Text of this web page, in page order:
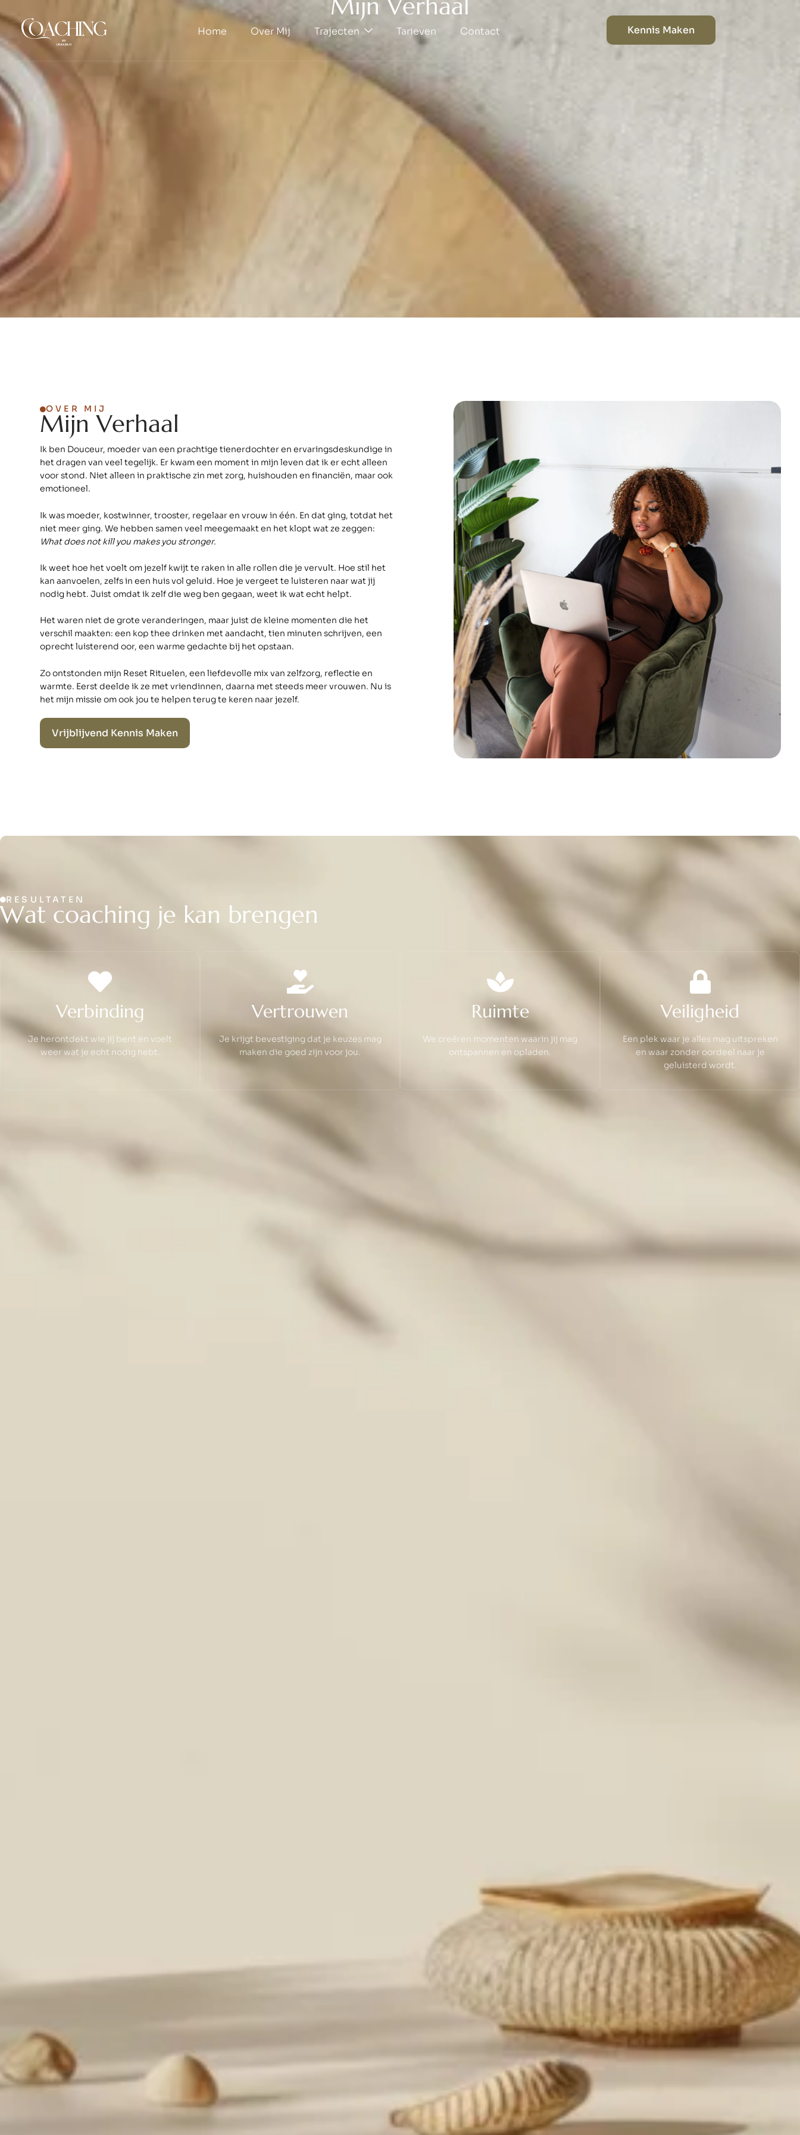
Home Over Mij Trajecten Tarieven Contact Kennis Maken
OVER MIJ
Mijn Verhaal
Ik ben Douceur, moeder van een prachtige tienerdochter en ervaringsdeskundige in
het dragen van veel tegelijk. Er kwam een moment in mijn leven dat ik er echt alleen
voor stond. Niet alleen in praktische zin met zorg, huishouden en financiën, maar ook
emotioneel.
Ik was moeder, kostwinner, trooster, regelaar en vrouw in één. En dat ging, totdat het
niet meer ging. We hebben samen veel meegemaakt en het klopt wat ze zeggen:
What does not kill you makes you stronger.
Ik weet hoe het voelt om jezelf kwijt te raken in alle rollen die je vervult. Hoe stil het
kan aanvoelen, zelfs in een huis vol geluid. Hoe je vergeet te luisteren naar wat jij
nodig hebt. Juist omdat ik zelf die weg ben gegaan, weet ik wat echt helpt.
Het waren niet de grote veranderingen, maar juist de kleine momenten die het
verschil maakten: een kop thee drinken met aandacht, tien minuten schrijven, een
oprecht luisterend oor, een warme gedachte bij het opstaan.
Zo ontstonden mijn Reset Rituelen, een liefdevolle mix van zelfzorg, reflectie en
warmte. Eerst deelde ik ze met vriendinnen, daarna met steeds meer vrouwen. Nu is
het mijn missie om ook jou te helpen terug te keren naar jezelf.
Vrijblijvend Kennis Maken
RESULTATEN
Wat coaching je kan brengen
Verbinding
Je herontdekt wie jij bent en voelt
weer wat je echt nodig hebt.
Vertrouwen
Je krijgt bevestiging dat je keuzes mag
maken die goed zijn voor jou.
Ruimte
We creëren momenten waarin jij mag
ontspannen en opladen.
Veiligheid
Een plek waar je alles mag uitspreken
en waar zonder oordeel naar je
geluisterd wordt.